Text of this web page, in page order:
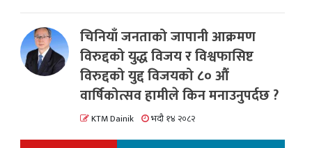
चिनियाँ जनताको जापानी आक्रमण
विरुद्दको युद्ध विजय र विश्वफासिष्ट
विरुद्दको युद्द विजयको ८० औं
वार्षिकोत्सव हामीले किन मनाउनुपर्दछ ?
KTM Dainik भदौ १४ २०८२